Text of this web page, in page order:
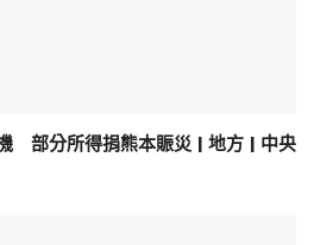
部分所得捐熊本賑災 | 地方 | 中央